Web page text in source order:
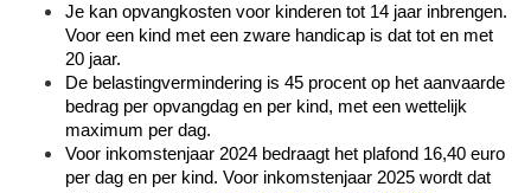
Je kan opvangkosten voor kinderen tot 14 jaar inbrengen.
Voor een kind met een zware handicap is dat tot en met
20 jaar.
De belastingvermindering is 45 procent op het aanvaarde
bedrag per opvangdag en per kind, met een wettelijk
maximum per dag.
Voor inkomstenjaar 2024 bedraagt het plafond 16,40 euro
per dag en per kind. Voor inkomstenjaar 2025 wordt dat